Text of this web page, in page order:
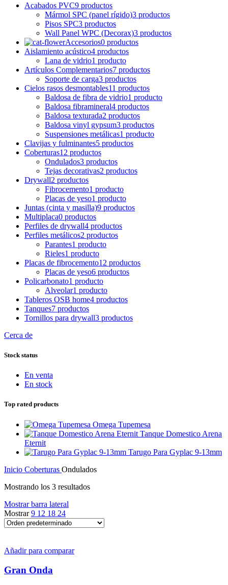
Acabados PVC9 productos
Mármol SPC (panel rígido)3 productos
Pisos SPC3 productos
Wall Panel WPC (Decorax)3 productos
Accesorios0 productos
Aislamiento acústico4 productos
Lana de vidrio1 producto
Artículos Complementarios7 productos
Soporte de carga3 productos
Cielos rasos desmontables11 productos
Baldosa de fibra de vidrio1 producto
Baldosa fibramineral4 productos
Baldosa texturada2 productos
Baldosa vinyl gypsum3 productos
Suspensiones metálicas1 producto
Clavijas y fulminantes5 productos
Coberturas12 productos
Ondulados3 productos
Tejas decorativas2 productos
Drywall2 productos
Fibrocemento1 producto
Placas de yeso1 producto
Juntas (cinta y masilla)9 productos
Multiplaca0 productos
Perfiles de drywall4 productos
Perfiles metálicos2 productos
Parantes1 producto
Rieles1 producto
Placas de fibrocemento12 productos
Placas de yeso6 productos
Policarbonato1 producto
Alveolar1 producto
Tableros OSB home4 productos
Tanques7 productos
Tornillos para drywall3 productos
Cerca de
Stock status
En venta
En stock
Top rated products
Omega Tupemesa
Tanque Domestico Arena
Eternit
Tarugo Para Gyplac 9-13mm
Inicio Coberturas Ondulados
Mostrando los 3 resultados
Mostrar barra lateral
Mostrar9 12 18 24
Añadir para comparar
Gran Onda